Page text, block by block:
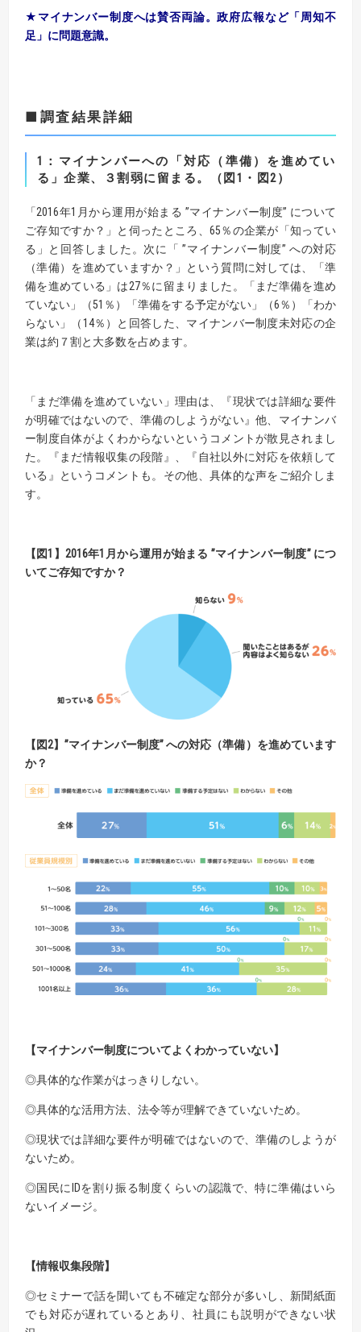
★マイナンバー制度へは賛否両論。政府広報など「周知不
足」に問題意識。
■調査結果詳細
1：マイナンバーへの「対応（準備）を進めてい
る」企業、３割弱に留まる。（図1・図2）
「2016年1月から運用が始まる ”マイナンバー制度” について
ご存知ですか？」と伺ったところ、65％の企業が「知ってい
る」と回答しました。次に「 ”マイナンバー制度” への対応
（準備）を進めていますか？」という質問に対しては、「準
備を進めている」は27％に留まりました。「まだ準備を進め
ていない」（51％）「準備をする予定がない」（6％）「わか
らない」（14％）と回答した、マイナンバー制度未対応の企
業は約７割と大多数を占めます。
「まだ準備を進めていない」理由は、『現状では詳細な要件
が明確ではないので、準備のしようがない』他、マイナンバ
ー制度自体がよくわからないというコメントが散見されまし
た。『まだ情報収集の段階』、『自社以外に対応を依頼して
いる』というコメントも。その他、具体的な声をご紹介しま
す。
【図1】2016年1月から運用が始まる ”マイナンバー制度” につ
いてご存知ですか？
【図2】”マイナンバー制度” への対応（準備）を進めています
か？
【マイナンバー制度についてよくわかっていない】
◎具体的な作業がはっきりしない。
◎具体的な活用方法、法令等が理解できていないため。
◎現状では詳細な要件が明確ではないので、準備のしようが
ないため。
◎国民にIDを割り振る制度くらいの認識で、特に準備はいら
ないイメージ。
【情報収集段階】
◎セミナーで話を聞いても不確定な部分が多いし、新聞紙面
でも対応が遅れているとあり、社員にも説明ができない状